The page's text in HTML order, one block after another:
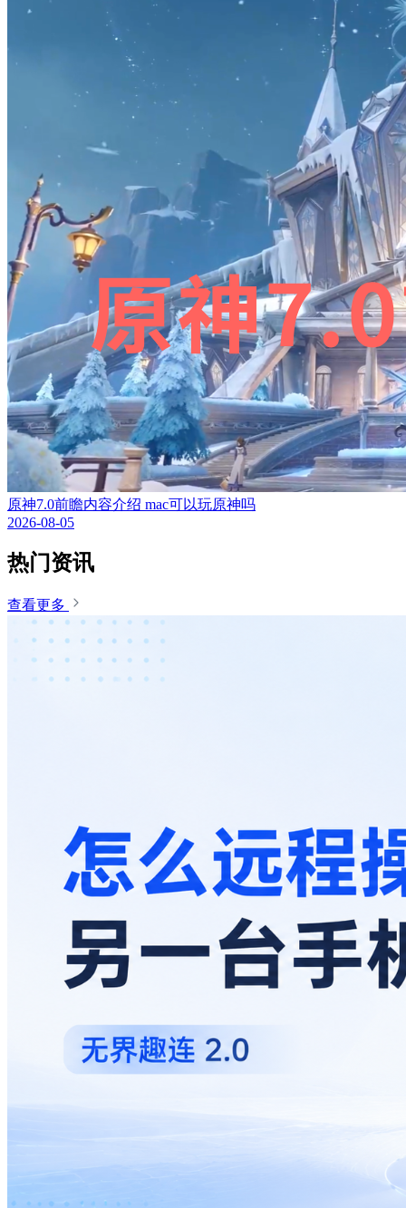
原神7.0前瞻内容介绍 mac可以玩原神吗
2026-08-05
热门资讯
查看更多